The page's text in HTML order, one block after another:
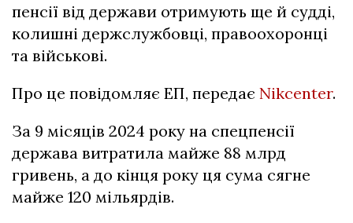
пенсії від держави отримують ще й судді,
колишні держслужбовці, правоохоронці
та військові.
Про це повідомляє ЕП, передає Nikcenter.
За 9 місяців 2024 року на спецпенсії
держава витратила майже 88 млрд
гривень, а до кінця року ця сума сягне
майже 120 мільярдів.